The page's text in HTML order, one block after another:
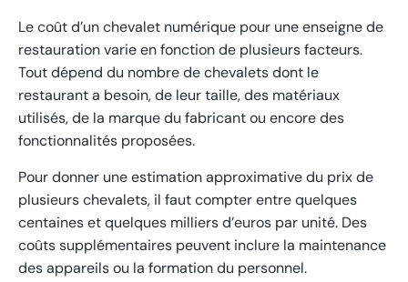
Le coût d’un chevalet numérique pour une enseigne de
restauration varie en fonction de plusieurs facteurs.
Tout dépend du nombre de chevalets dont le
restaurant a besoin, de leur taille, des matériaux
utilisés, de la marque du fabricant ou encore des
fonctionnalités proposées.
Pour donner une estimation approximative du prix de
plusieurs chevalets, il faut compter entre quelques
centaines et quelques milliers d’euros par unité. Des
coûts supplémentaires peuvent inclure la maintenance
des appareils ou la formation du personnel.